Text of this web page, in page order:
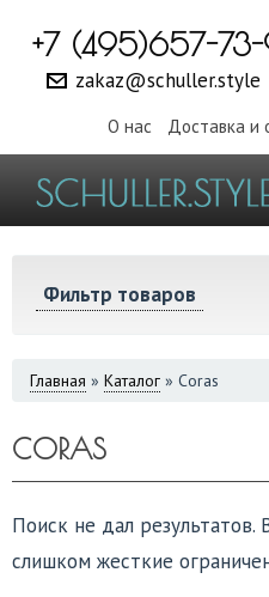
+7 (495)657-
zakaz@schuller.style
О нас Доставка и
Фильтр товаров
ВЫ
Главная » Каталог » Coras
CORAS
Поиск не дал результатов.
слишком жесткие